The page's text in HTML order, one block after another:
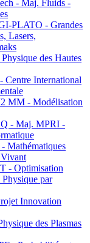
- Maj. Fluids -
PLATO - Grandes
Lasers,
des Hautes
International
MM - Modélisation
- Maj. MPRI -
Mathématiques
Vivant
- Optimisation
par
Innovation
des Plasmas